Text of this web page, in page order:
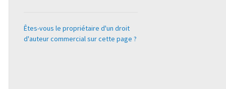
Êtes-vous le propriétaire d'un droit
d'auteur commercial sur cette page ?